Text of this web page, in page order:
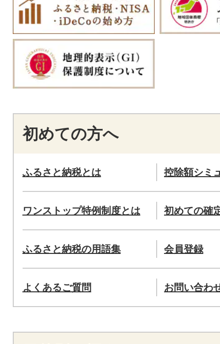
初めての方へ
ふるさと納税とは 控除額シミ
ワンストップ特例制度とは 初めての確
ふるさと納税の用語集 会員登録
よくあるご質問 お問い合わ